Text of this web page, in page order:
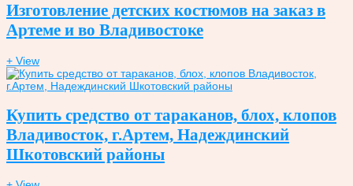
Изготовление детских костюмов на заказ в
Артеме и во Владивостоке
+ View
Купить средство от тараканов, блох, клопов
Владивосток, г.Артем, Надеждинский
Шкотовский районы